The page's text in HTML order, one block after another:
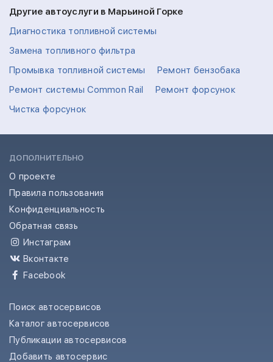
Другие автоуслуги в Марьиной Горке
Диагностика топливной системы
Замена топливного фильтра
Промывка топливной системы
Ремонт бензобака
Ремонт системы Common Rail
Ремонт форсунок
Чистка форсунок
ДОПОЛНИТЕЛЬНО
О проекте
Правила пользования
Конфиденциальность
Обратная связь
Инстаграм
Вконтакте
Facebook
Поиск автосервисов
Каталог автосервисов
Публикации автосервисов
Добавить автосервис